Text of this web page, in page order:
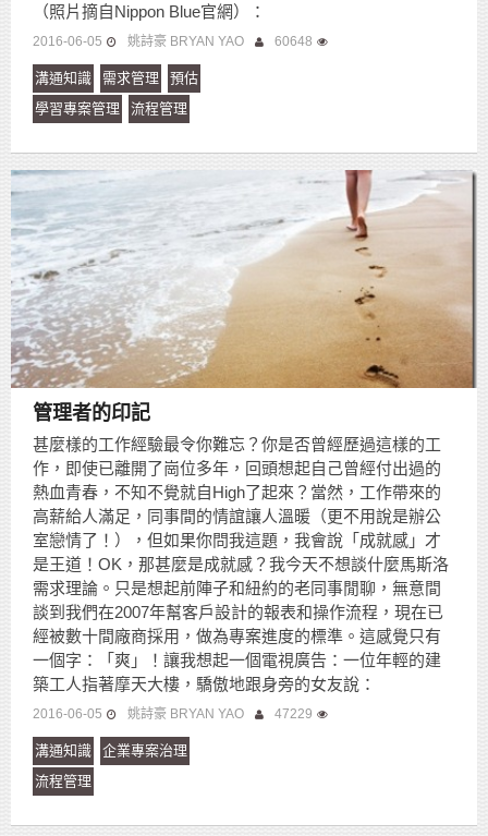
（照片摘自Nippon Blue官網）：
2016-06-05 姚詩豪 BRYAN YAO 60648
溝通知識 需求管理
預估
學習專案管理
流程管理
管理者的印記
甚麼樣的工作經驗最令你難忘？你是否曾經歷過這樣的工
作，即使已離開了崗位多年，回頭想起自己曾經付出過的
熱血青春，不知不覺就自High了起來？當然，工作帶來的
高薪給人滿足，同事間的情誼讓人溫暖（更不用說是辦公
室戀情了！），但如果你問我這題，我會說「成就感」才
是王道！OK，那甚麼是成就感？我今天不想談什麼馬斯洛
需求理論。只是想起前陣子和紐約的老同事閒聊，無意間
談到我們在2007年幫客戶設計的報表和操作流程，現在已
經被數十間廠商採用，做為專案進度的標準。這感覺只有
一個字：「爽」！讓我想起一個電視廣告：一位年輕的建
築工人指著摩天大樓，驕傲地跟身旁的女友說：
2016-06-05 姚詩豪 BRYAN YAO 47229
溝通知識
企業專案治理
流程管理